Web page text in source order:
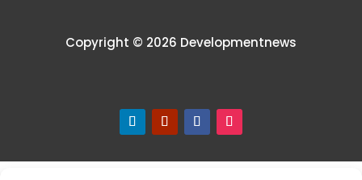
Copyright © 2026 Developmentnews